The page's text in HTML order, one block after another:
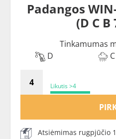
Padangos
(D C B
Tinkamumas
D
C
Likutis >4
Atsiėmimas rugpjūčio